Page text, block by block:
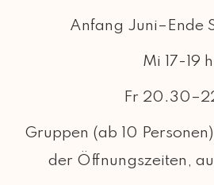
Anfang Juni–Ende
Mi 17-19 h
Fr
Gruppen (ab 10
der Öffnungszeiten,